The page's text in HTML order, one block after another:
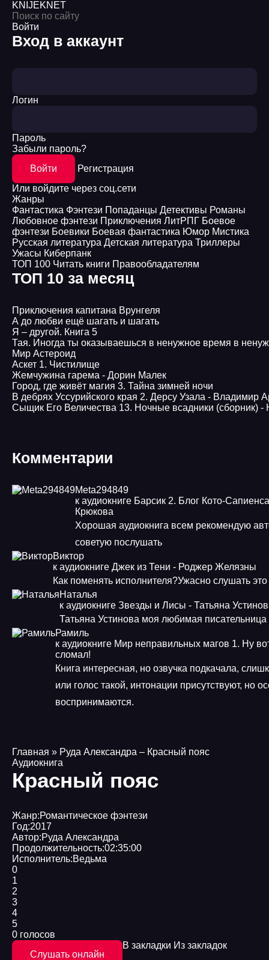
KNIJEKNET
Войти
Вход в аккаунт
Логин
Пароль
Забыли пароль?
Войти
Регистрация
Или войдите через соц.сети
Жанры
Фантастика Фэнтези Попаданцы Детективы Романы
Любовное фэнтези Приключения ЛитРПГ Боевое
фэнтези Боевики Боевая фантастика Юмор Мистика
Русская литература Детская литература Триллеры
Ужасы Киберпанк
ТОП 100 Читать книги Правообладателям
ТОП 10 за месяц
Приключения капитана Врунгеля
А до любви ещё шагать и шагать
Я – другой. Книга 5
Тая. Иногда ты оказываешься в ненужное время в
Мир Астероид
Аскет 1. Чистилище
Жемчужина гарема - Дорин Малек
Город, где живёт магия 3. Тайна зимней ночи
В дебрях Уссурийского края 2. Дерсу Узала - Владимир
Сыщик Его Величества 13. Ночные всадники (сборник) -
Комментарии
Meta294849
к аудиокниге Барсик 2. Блог Кото-
Крюкова
Хорошая аудиокнига всем рекомендую
советую послушать
Виктор
к аудиокниге Джек из Тени - Роджер Желязны
Как поменять исполнителя?Ужасно слушать
Наталья
к аудиокниге Звезды и Лисы - Татьяна
Татьяна Устинова моя любимая писательница
Рамиль
к аудиокниге Мир неправильных магов 1. Ну
сломал!
Книга интересная, но озвучка подкачала,
или голос такой, интонации присутствуют, но
воспринимаются.
Главная » Руда Александра – Красный пояс
Аудиокнига
Красный пояс
Жанр:Романтическое фэнтези
Год:2017
Автор:Руда Александра
Продолжительность:02:35:00
Исполнитель:Ведьма
0
1
2
3
4
5
0 голосов
Слушать онлайн
В закладки Из закладок